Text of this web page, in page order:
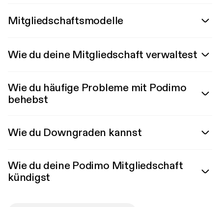
Mitgliedschaftsmodelle
Wie du deine Mitgliedschaft verwaltest
Wie du häufige Probleme mit Podimo
behebst
Wie du Downgraden kannst
Wie du deine Podimo Mitgliedschaft
kündigst